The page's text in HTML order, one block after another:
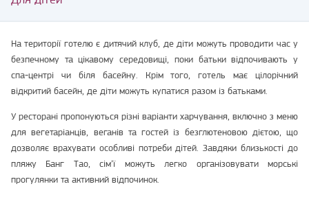
На території готелю є дитячий клуб, де діти можуть проводити час у
безпечному та цікавому середовищі, поки батьки відпочивають у
спа-центрі чи біля басейну. Крім того, готель має цілорічний
відкритий басейн, де діти можуть купатися разом із батьками.
У ресторані пропонуються різні варіанти харчування, включно з меню
для вегетаріанців, веганів та гостей із безглютеновою дієтою, що
дозволяє врахувати особливі потреби дітей. Завдяки близькості до
пляжу Банг Тао, сім’ї можуть легко організовувати морські
прогулянки та активний відпочинок.